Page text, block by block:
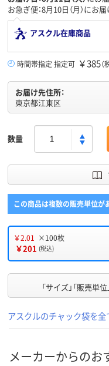
お急ぎ便：8月10日（月）にお届
アスクル在庫商品
時間帯指定 指定可 ￥385（
お届け先住所：
東京都江東区
数量
この商品は複数の販売単位が
￥2.01 ×100枚
￥201 (税込)
「サイズ」「販売単
アスクルのチャック袋を全
メーカーからのお